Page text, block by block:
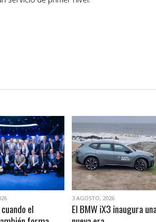
NOTA
el
VER NOTA
3 AGOSTO, 2026
El BMW iX3 inaugura